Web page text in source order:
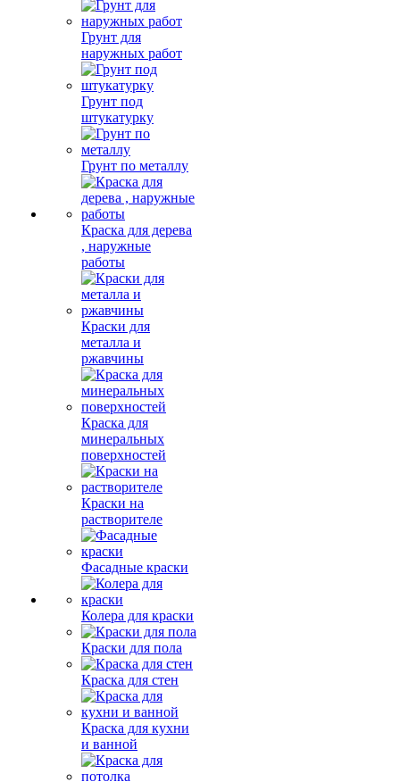
Грунт для
наружных работ
Грунт под
штукатурку
Грунт по металлу
Краска для дерева
, наружные
работы
Краски для
металла и
ржавчины
Краска для
минеральных
поверхностей
Краски на
растворителе
Фасадные краски
Колера для краски
Краски для пола
Краска для стен
Краска для кухни
и ванной